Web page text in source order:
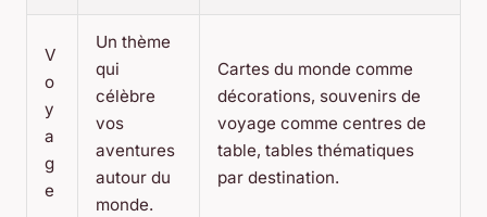
V
o
y
a
g
e
Un thème
qui
célèbre
vos
aventures
autour du
monde.
Cartes du monde comme
décorations, souvenirs de
voyage comme centres de
table, tables thématiques
par destination.